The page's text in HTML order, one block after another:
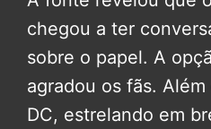
chegou a ter
sobre o papel. A
agradou os fãs.
DC, estrelando em